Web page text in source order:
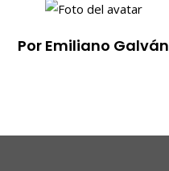
Por Emiliano Galván